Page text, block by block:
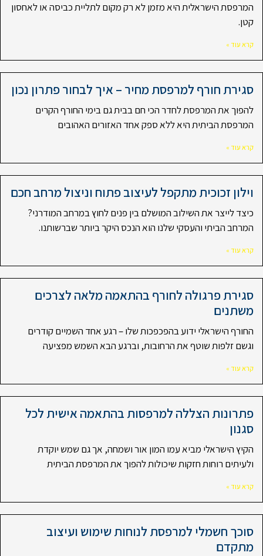
המרפסת הישראלית היא מזמן לא רק מקום לתליית כביסה או לאחסון
קטן.
קרא עוד »
סגירת חורף למרפסת מחיר – איך לבחור פתרון נכון
להפוך את המרפסת לחדר הכי חם בבית גם בימי החורף הקרים
המרפסת הביתית היא ללא ספק אחד האזורים האהובים
קרא עוד »
וילון זכוכית מתקפל לעיצוב פתוח וניצול מרחב חכם
כיצד לייצר את השילוב המושלם בין פנים לחוץ במרחב המודרני?
המרחב הביתי והעסקי שלנו הוא הנכס היקר ביותר שברשותנו.
קרא עוד »
סגירת פרגולה לחורף בהתאמה מלאה לצרכים
משתנים
החורף הישראלי ידוע בהפכפכות שלו – רגע אחד השמיים קודרים
וגשם זלפות שוטף את הרחובות, וברגע הבא השמש מפציעה
קרא עוד »
פתרונות הצללה למרפסות בהתאמה אישית לכל
סגנון
הקיץ הישראלי מביא עמו המון אור ושמחה, אך גם שמש יוקדת
ולעיתים רוחות חזקות שיכולות להפוך את המרפסת הביתית
קרא עוד »
סוכך חשמלי למרפסת לנוחות שימוש ועיצוב
מתקדם